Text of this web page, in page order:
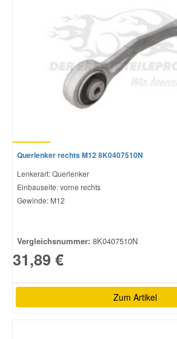
Querlenker rechts M12 8K0407510N
Lenkerart: Querlenker
Einbauseite: vorne rechts
Gewinde: M12
Vergleichsnummer: 8K0407510N
31,89 €
Zum Artikel